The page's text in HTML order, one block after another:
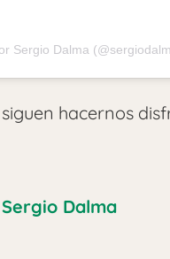
Sergio Dalma
hacernos
Sergio Dalma